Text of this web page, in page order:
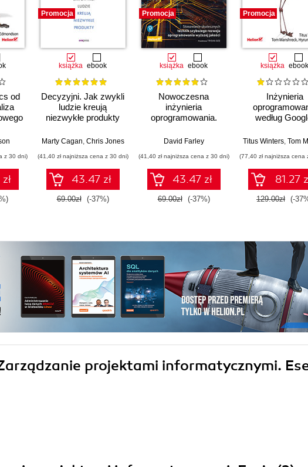
od
z 30 dni)
Promocja
książka ebook
Decyzyjni. Jak zwykli
ludzie kreują
niezwykłe produkty
Marty Cagan, Chris Jones
(41,40 zł najniższa cena z 30 dni)
43.47 zł
69.00zł (-37%)
Promocja
książka ebook
Nowoczesna
inżynieria
oprogramowania.
skutecznych technik
oprogramowania
wyższej jakości
David Farley
(41,40 zł najniższa cena z 30 dni)
43.47 zł
69.00zł (-37%)
Promocja
książka ebook
Inżynieria
według
nauczyć o
Titus Winters, Tom
(77,40 zł najniższa cena
81.27
129.00zł (-
projektami informatycznymi.